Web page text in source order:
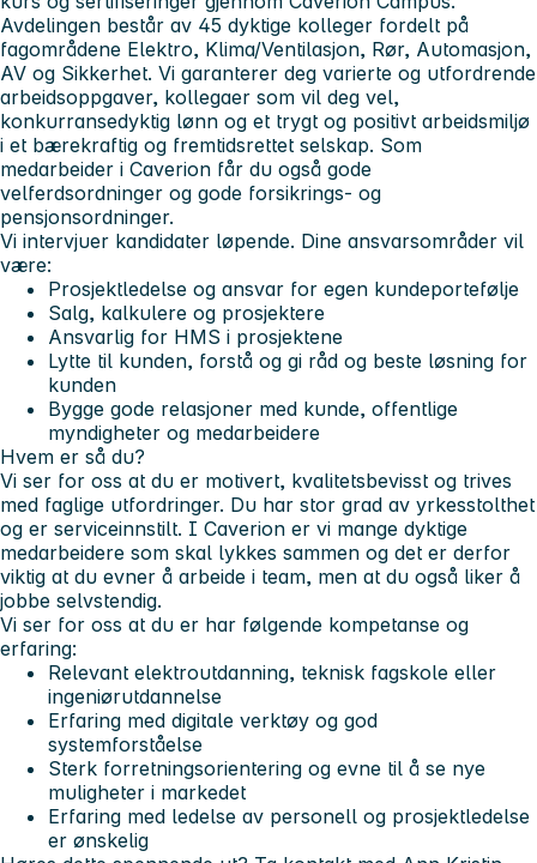
Avdelingen består av 45 dyktige kolleger fordelt på
fagområdene Elektro, Klima/Ventilasjon, Rør, Automasjon,
AV og Sikkerhet. Vi garanterer deg varierte og utfordrende
arbeidsoppgaver, kollegaer som vil deg vel,
konkurransedyktig lønn og et trygt og positivt arbeidsmiljø
i et bærekraftig og fremtidsrettet selskap. Som
medarbeider i Caverion får du også gode
velferdsordninger og gode forsikrings- og
pensjonsordninger.
Vi intervjuer kandidater løpende. Dine ansvarsområder vil
være:
Prosjektledelse og ansvar for egen kundeportefølje
Salg, kalkulere og prosjektere
Ansvarlig for HMS i prosjektene
Lytte til kunden, forstå og gi råd og beste løsning for
kunden
Bygge gode relasjoner med kunde, offentlige
myndigheter og medarbeidere
Hvem er så du?
Vi ser for oss at du er motivert, kvalitetsbevisst og trives
med faglige utfordringer. Du har stor grad av yrkesstolthet
og er serviceinnstilt. I Caverion er vi mange dyktige
medarbeidere som skal lykkes sammen og det er derfor
viktig at du evner å arbeide i team, men at du også liker å
jobbe selvstendig.
Vi ser for oss at du er har følgende kompetanse og
erfaring:
Relevant elektroutdanning, teknisk fagskole eller
ingeniørutdannelse
Erfaring med digitale verktøy og god
systemforståelse
Sterk forretningsorientering og evne til å se nye
muligheter i markedet
Erfaring med ledelse av personell og prosjektledelse
er ønskelig